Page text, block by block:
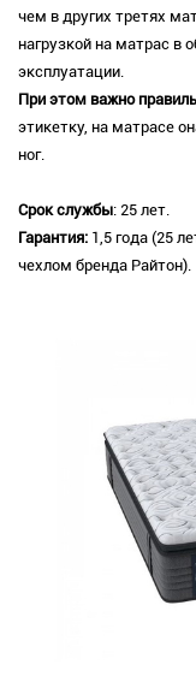
чем в других третях
нагрузкой на матрас в
эксплуатации.
При этом важно
этикетку, на матрасе
ног.
Срок службы: 25 лет.
Гарантия: 1,5 года (25
чехлом бренда Райтон).